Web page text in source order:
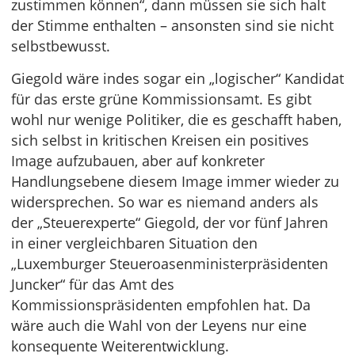
zustimmen können“, dann müssen sie sich halt
der Stimme enthalten – ansonsten sind sie nicht
selbstbewusst.
Giegold wäre indes sogar ein „logischer“ Kandidat
für das erste grüne Kommissionsamt. Es gibt
wohl nur wenige Politiker, die es geschafft haben,
sich selbst in kritischen Kreisen ein positives
Image aufzubauen, aber auf konkreter
Handlungsebene diesem Image immer wieder zu
widersprechen. So war es niemand anders als
der „Steuerexperte“ Giegold, der vor fünf Jahren
in einer vergleichbaren Situation den
„Luxemburger Steueroasenministerpräsidenten
Juncker“ für das Amt des
Kommissionspräsidenten empfohlen hat. Da
wäre auch die Wahl von der Leyens nur eine
konsequente Weiterentwicklung.